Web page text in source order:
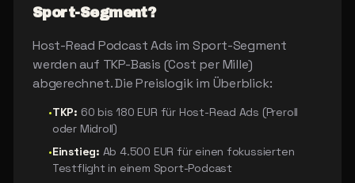
Sport-Segment?
Host-Read Podcast Ads im Sport-Segment
werden auf TKP-Basis (Cost per Mille)
abgerechnet. Die Preislogik im Überblick:
•TKP: 60 bis 180 EUR für Host-Read Ads (Preroll
oder Midroll)
•Einstieg: Ab 4.500 EUR für einen fokussierten
Testflight in einem Sport-Podcast